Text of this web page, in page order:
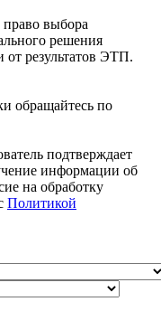
право выбора
решения
от результатов ЭТП.
обращайтесь по
подтверждает
информации об
на обработку
Политикой